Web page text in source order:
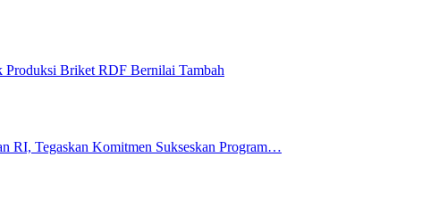
Produksi Briket RDF Bernilai Tambah
RI, Tegaskan Komitmen Sukseskan Program…